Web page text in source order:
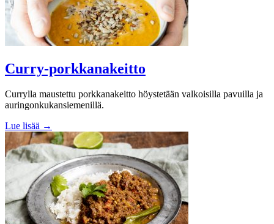
Curry-porkkanakeitto
Currylla maustettu porkkanakeitto höystetään valkoisilla pavuilla ja
auringonkukansiemenillä.
Lue lisää →